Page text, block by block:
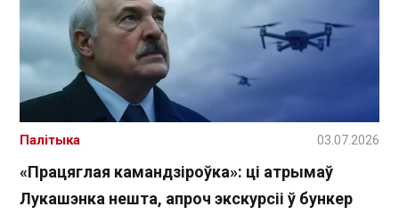
«Працяглая камандзіроўка»: ці атрымаў
Лукашэнка нешта, апроч экскурсіі ў бункер
Палітыка 03.07.2026